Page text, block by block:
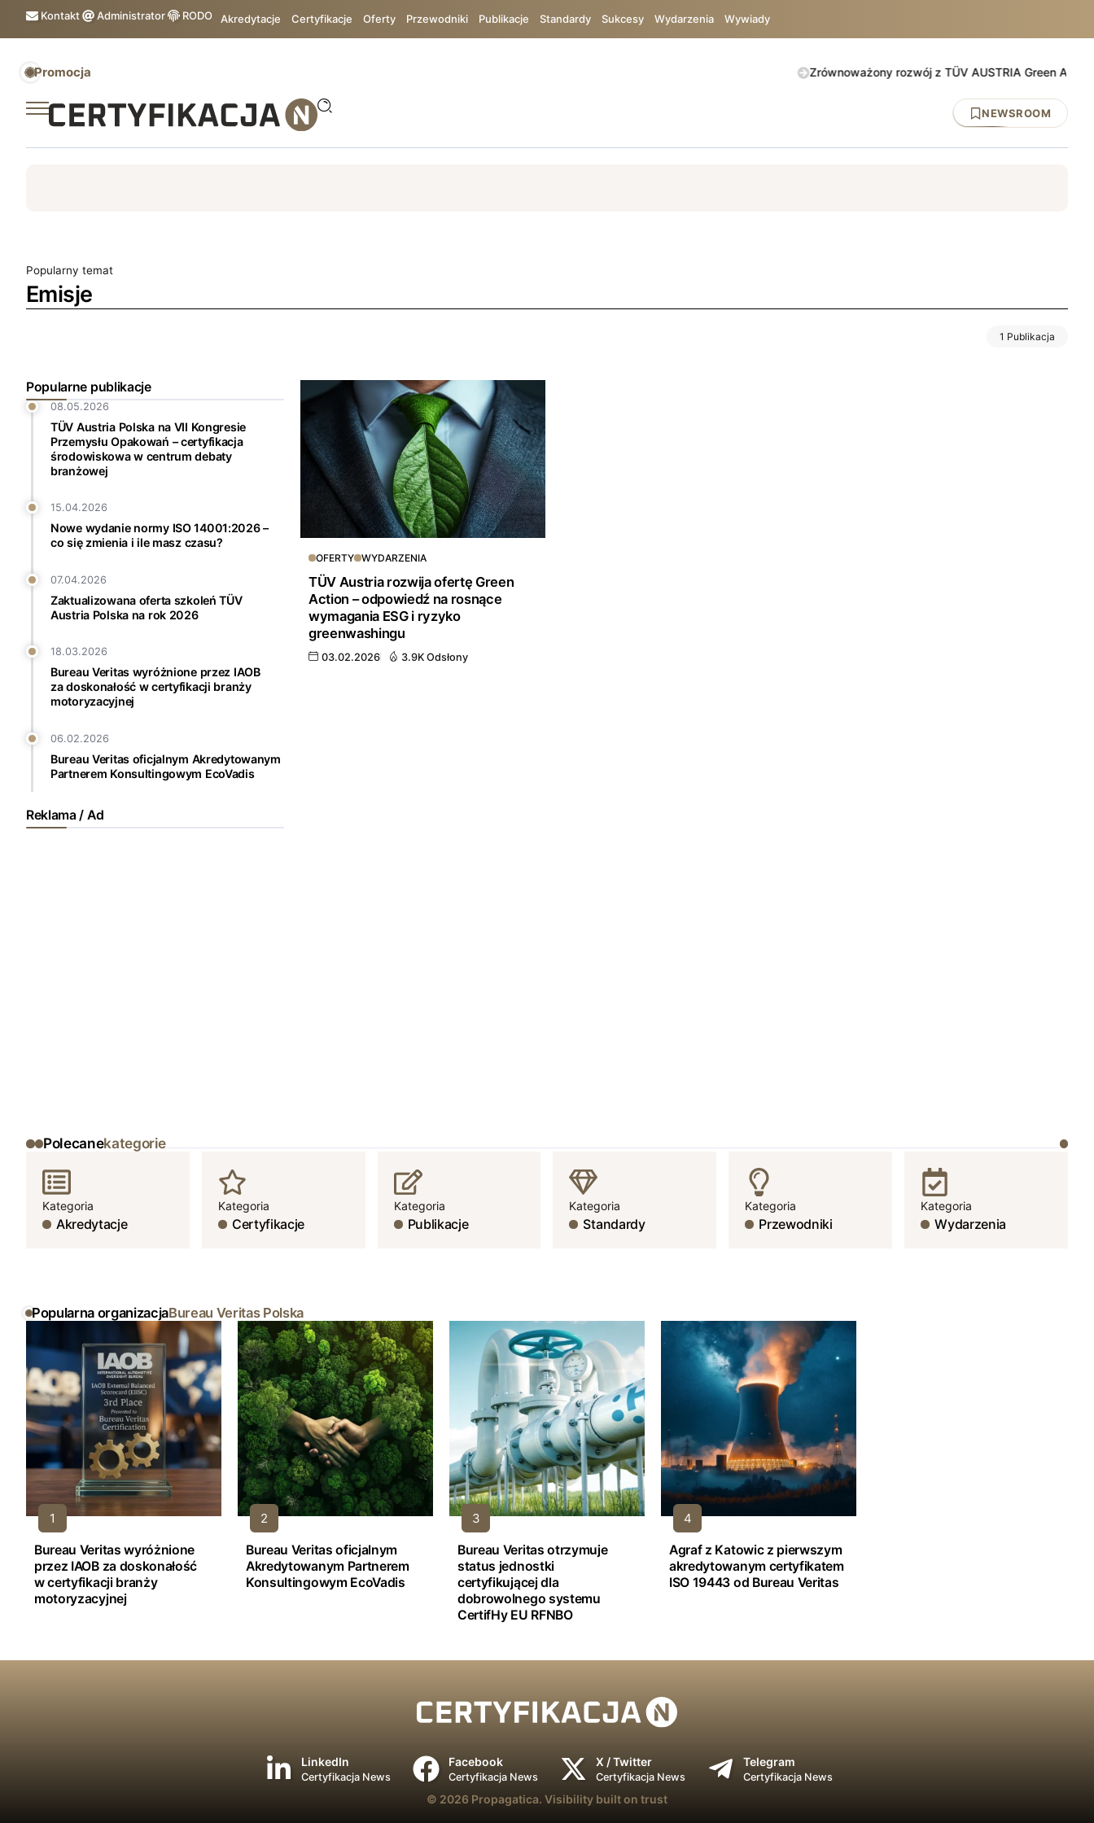
Kontakt Administrator RODO Akredytacje Certyfikacje Oferty Przewodniki Publikacje Standardy Sukcesy Wydarzenia Wywiady
Promocja Zrównoważony rozwój z TÜV AUSTRIA Green Action.
NEWSROOM
Popularny temat
Emisje
1 Publikacja
Popularne publikacje
08.05.2026
TÜV Austria Polska na VII Kongresie
Przemysłu Opakowań – certyfikacja
środowiskowa w centrum debaty
branżowej
15.04.2026
Nowe wydanie normy ISO 14001:2026 –
co się zmienia i ile masz czasu?
07.04.2026
Zaktualizowana oferta szkoleń TÜV
Austria Polska na rok 2026
18.03.2026
Bureau Veritas wyróżnione przez IAOB
za doskonałość w certyfikacji branży
motoryzacyjnej
06.02.2026
Bureau Veritas oficjalnym Akredytowanym
Partnerem Konsultingowym EcoVadis
Reklama / Ad
OFERTY WYDARZENIA
TÜV Austria rozwija ofertę Green
Action – odpowiedź na rosnące
wymagania ESG i ryzyko
greenwashingu
03.02.2026 3.9K Odsłony
Polecanekategorie
Kategoria
Akredytacje
Kategoria
Certyfikacje
Kategoria
Publikacje
Kategoria
Standardy
Kategoria
Przewodniki
Kategoria
Wydarzenia
Popularna organizacjaBureau Veritas Polska
Bureau Veritas wyróżnione
przez IAOB za doskonałość
w certyfikacji branży
motoryzacyjnej
Bureau Veritas oficjalnym
Akredytowanym Partnerem
Konsultingowym EcoVadis
Bureau Veritas otrzymuje
status jednostki
certyfikującej dla
dobrowolnego systemu
CertifHy EU RFNBO
Agraf z Katowic z pierwszym
akredytowanym certyfikatem
ISO 19443 od Bureau Veritas
LinkedIn
Certyfikacja News
Facebook
Certyfikacja News
X / Twitter
Certyfikacja News
Telegram
Certyfikacja News
© 2026 Propagatica. Visibility built on trust